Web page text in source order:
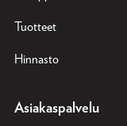
Tuotteet
Hinnasto
Asiakaspalvelu